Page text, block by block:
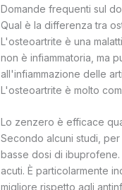
Domande frequenti sul
Qual è la differenza tra
L'osteoartrite è una
non è infiammatoria, ma
all'infiammazione delle
L'osteoartrite è molto
Lo zenzero è efficace
Secondo alcuni studi,
basse dosi di
acuti. È particolarmente
migliore rispetto agli